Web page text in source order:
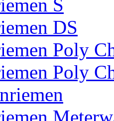
S
DS
Poly
Poly